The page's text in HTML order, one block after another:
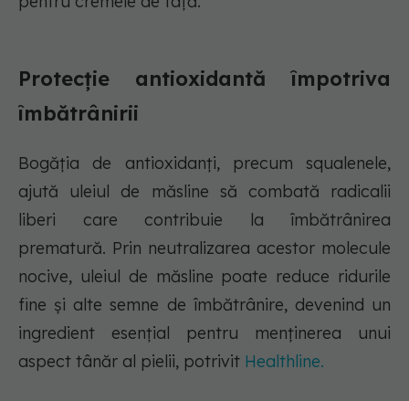
Protecție antioxidantă împotriva
îmbătrânirii
Bogăția de antioxidanți, precum squalenele,
ajută uleiul de măsline să combată radicalii
liberi care contribuie la îmbătrânirea
prematură. Prin neutralizarea acestor molecule
nocive, uleiul de măsline poate reduce ridurile
fine și alte semne de îmbătrânire, devenind un
ingredient esențial pentru menținerea unui
aspect tânăr al pielii, potrivit Healthline.